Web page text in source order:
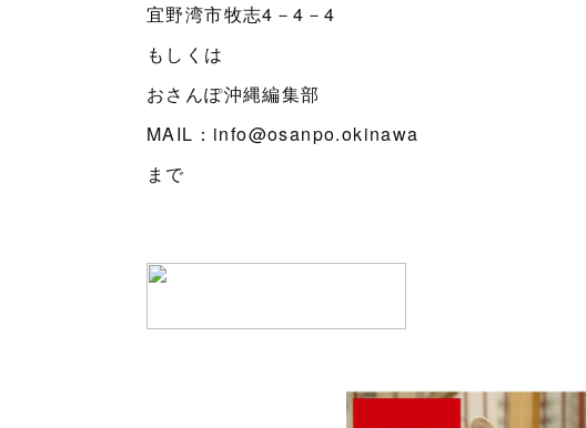
宜野湾市牧志4－4－4
もしくは
おさんぽ沖縄編集部
MAIL：info@osanpo.okinawa
まで